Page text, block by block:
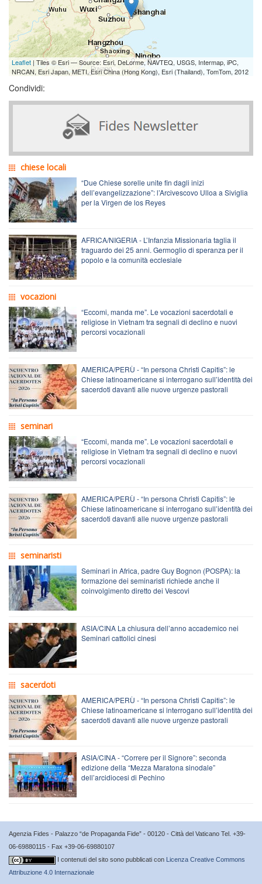
Leaflet | Tiles © Esri — Source: Esri, DeLorme, NAVTEQ, USGS, Intermap, iPC,
NRCAN, Esri Japan, METI, Esri China (Hong Kong), Esri (Thailand), TomTom, 2012
Condividi:
chiese locali
“Due Chiese sorelle unite fin dagli inizi
dell’evangelizzazione”: l’Arcivescovo Ulloa a Siviglia
per la Virgen de los Reyes
AFRICA/NIGERIA - L’Infanzia Missionaria taglia il
traguardo dei 25 anni. Germoglio di speranza per il
popolo e la comunità ecclesiale
vocazioni
“Eccomi, manda me”. Le vocazioni sacerdotali e
religiose in Vietnam tra segnali di declino e nuovi
percorsi vocazionali
AMERICA/PERÙ - “In persona Christi Capitis”: le
Chiese latinoamericane si interrogano sull’identità dei
sacerdoti davanti alle nuove urgenze pastorali
seminari
“Eccomi, manda me”. Le vocazioni sacerdotali e
religiose in Vietnam tra segnali di declino e nuovi
percorsi vocazionali
AMERICA/PERÙ - “In persona Christi Capitis”: le
Chiese latinoamericane si interrogano sull’identità dei
sacerdoti davanti alle nuove urgenze pastorali
seminaristi
Seminari in Africa, padre Guy Bognon (POSPA): la
formazione dei seminaristi richiede anche il
coinvolgimento diretto dei Vescovi
ASIA/CINA La chiusura dell’anno accademico nei
Seminari cattolici cinesi
sacerdoti
AMERICA/PERÙ - “In persona Christi Capitis”: le
Chiese latinoamericane si interrogano sull’identità dei
sacerdoti davanti alle nuove urgenze pastorali
ASIA/CINA - “Correre per il Signore”: seconda
edizione della “Mezza Maratona sinodale”
dell’arcidiocesi di Pechino
Agenzia Fides - Palazzo “de Propaganda Fide” - 00120 - Città del Vaticano Tel. +39-
06-69880115 - Fax +39-06-69880107
I contenuti del sito sono pubblicati con Licenza Creative Commons
Attribuzione 4.0 Internazionale